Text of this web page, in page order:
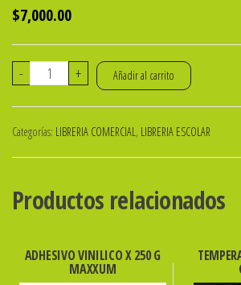
$7,000.00
-
CUADERNO
DURA
FORRADO
48
RAYADAS
TRIUNFANTE
+ Añadir al carrito
Categorías: LIBRERIA COMERCIAL, LIBRERIA ESCOLAR
Productos relacionados
ADHESIVO VINILICO X 250 G
MAXXUM